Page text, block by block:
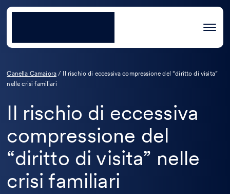
Canella Camaiora /
Il rischio di eccessiva compressione del “diritto di visita”
nelle crisi familiari
Il rischio di eccessiva
compressione del
“diritto di visita” nelle
crisi familiari